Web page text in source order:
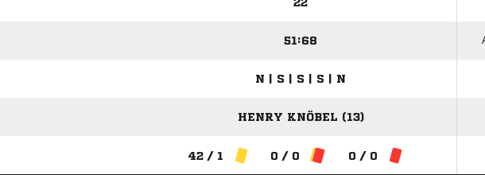
22
51:68
N | S | S | S | N
HENRY KNÖBEL (13)
42 / 1 0 / 0 0 / 0